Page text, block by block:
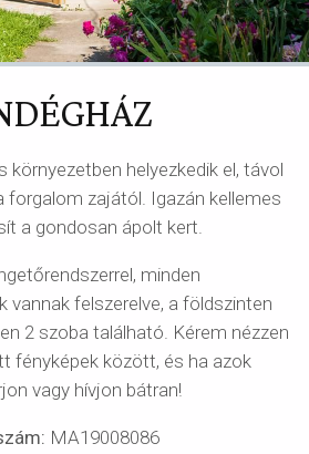
környezetben helyezkedik el, távol
forgalom zajától. Igazán kellemes
a gondosan ápolt kert.
minden
vannak felszerelve, a földszinten
2 szoba található. Kérem nézzen
fényképek között, és ha azok
vagy hívjon bátran!
MA19008086